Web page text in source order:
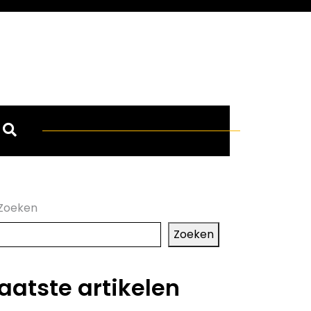
Zoeken
artikelen